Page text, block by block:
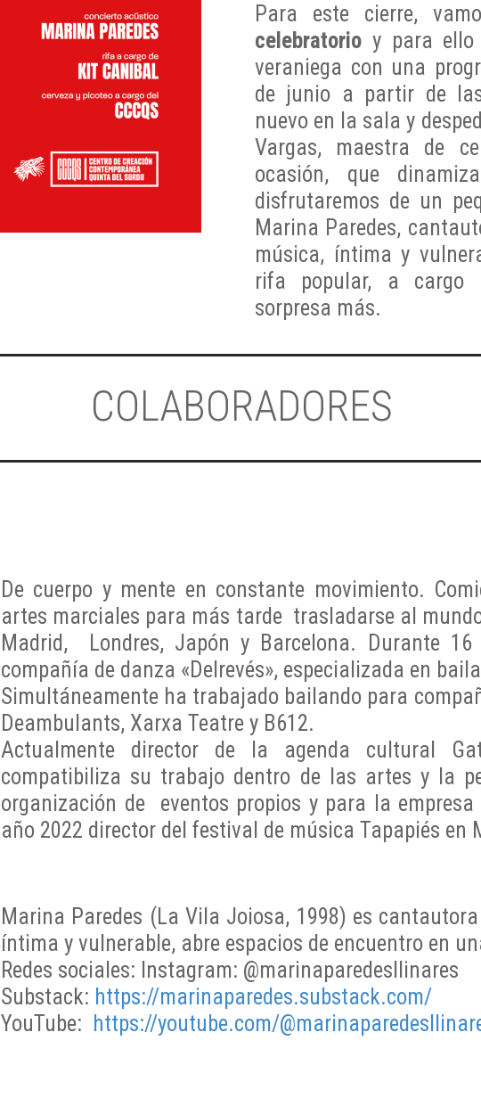
Para este cierre,
celebratorio y para
veraniega con una
de junio a partir de
nuevo en la sala y
Vargas, maestra de
ocasión, que
disfrutaremos de un
Marina Paredes,
música, íntima y
rifa popular, a cargo
sorpresa más.
COLABORADORES
De cuerpo y mente en constante movimiento.
artes marciales para más tarde trasladarse al
Madrid,
Londres, Japón y Barcelona. Durante
compañía de danza «Delrevés», especializada en
Simultáneamente ha trabajado bailando para
Deambulants, Xarxa Teatre y B612.
Actualmente director de la agenda cultural
compatibiliza su trabajo dentro de las artes y la
organización de eventos propios y para la
año 2022 director del festival de música Tapapiés en
Marina Paredes (La Vila Joiosa, 1998) es
íntima y vulnerable, abre espacios de encuentro en
Redes sociales: Instagram: @marinaparedesllinares
Substack: https://marinaparedes.substack.com/
YouTube: https://youtube.com/